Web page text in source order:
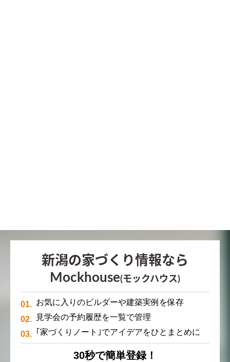
新潟の家づくり情報なら
Mockhouse(モックハウス)
お気に入りのビルダーや建築実例を保存
見学会の予約履歴を一覧で管理
｢家づくりノート｣でアイデアをひとまとめに
30秒で簡単登録！